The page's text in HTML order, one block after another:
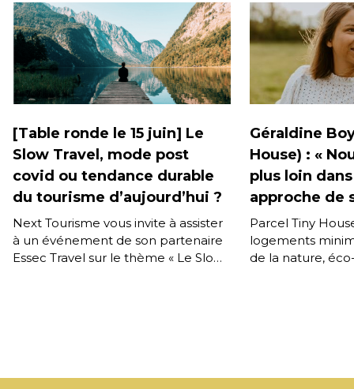
[Table ronde le 15 juin] Le
Slow Travel, mode post
covid ou tendance durable
du tourisme d’aujourd’hui ?
Next Tourisme vous invite à assister
à un événement de son partenaire
Essec Travel sur le thème « Le Slow
Géraldine
House) : «
plus loin
approche de
Parcel Tiny
logements
de la nature,